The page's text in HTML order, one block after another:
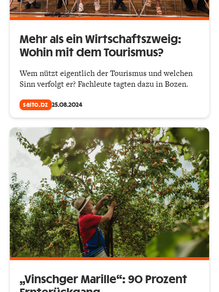
Mehr als ein Wirtschaftszweig:
Wohin mit dem Tourismus?
Wem nützt eigentlich der Tourismus und welchen
Sinn verfolgt er? Fachleute tagten dazu in Bozen.
salto.bz 25.08.2024
„Vinschger Marille“: 90 Prozent